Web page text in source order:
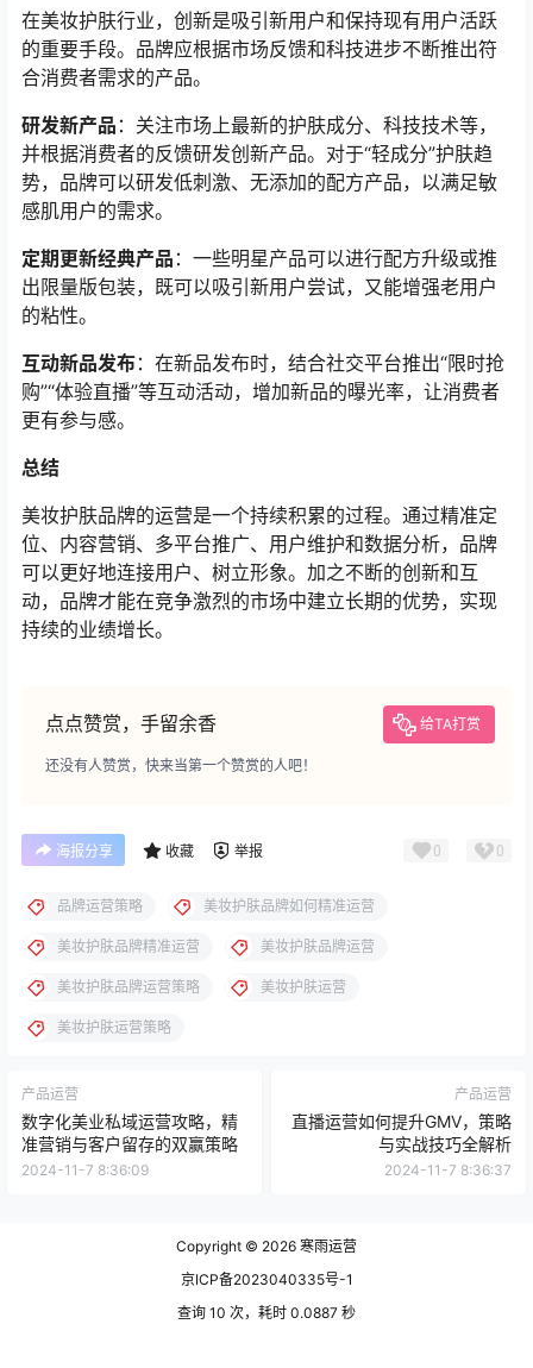
在美妆护肤行业，创新是吸引新用户和保持现有用户活跃
的重要手段。品牌应根据市场反馈和科技进步不断推出符
合消费者需求的产品。
研发新产品 ：关注市场上最新的护肤成分、科技技术等，
并根据消费者的反馈研发创新产品。对于“轻成分”护肤趋
势，品牌可以研发低刺激、无添加的配方产品，以满足敏
感肌用户的需求。
定期更新经典产品 ：一些明星产品可以进行配方升级或推
出限量版包装，既可以吸引新用户尝试，又能增强老用户
的粘性。
互动新品发布：在新品发布时，结合社交平台推出“限时抢
购”“体验直播”等互动活动，增加新品的曝光率，让消费者
更有参与感。
总结
美妆护肤品牌的运营是一个持续积累的过程。通过精准定
位、内容营销、多平台推广、用户维护和数据分析，品牌
可以更好地连接用户、树立形象。加之不断的创新和互
动，品牌才能在竞争激烈的市场中建立长期的优势，实现
持续的业绩增长。
点点赞赏，手留余香 给TA打赏
还没有人赞赏，快来当第一个赞赏的人吧！
海报分享 收藏 举报 0 0
品牌运营策略 美妆护肤品牌如何精准运营
美妆护肤品牌精准运营 美妆护肤品牌运营
美妆护肤品牌运营策略 美妆护肤运营
美妆护肤运营策略
产品运营
数字化美业私域运营攻略，精
准营销与客户留存的双赢策略
2024-11-7 8:36:09
产品运营
直播运营如何提升GMV，策略
与实战技巧全解析
2024-11-7 8:36:37
Copyright © 2026 寒雨运营
京ICP备2023040335号-1
查询 10 次，耗时 0.0887 秒